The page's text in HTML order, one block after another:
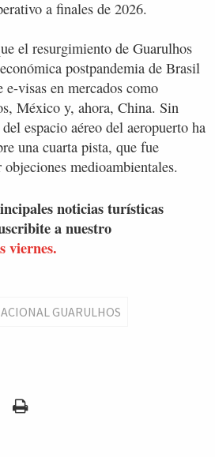
a finales de 2026.
el resurgimiento de Guarulhos
postpandemia de Brasil
visas en mercados como
México y, ahora, China. Sin
espacio aéreo del aeropuerto ha
una cuarta pista, que fue
medioambientales.
noticias turísticas
a nuestro
viernes.
GUARULHOS